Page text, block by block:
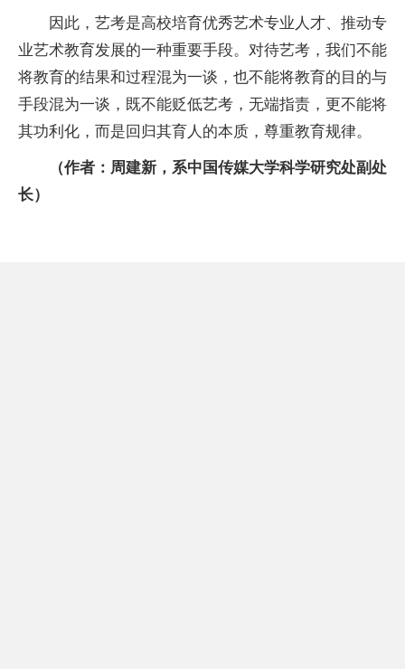
因此，艺考是高校培育优秀艺术专业人才、推动专
业艺术教育发展的一种重要手段。对待艺考，我们不能
将教育的结果和过程混为一谈，也不能将教育的目的与
手段混为一谈，既不能贬低艺考，无端指责，更不能将
其功利化，而是回归其育人的本质，尊重教育规律。
（作者：周建新，系中国传媒大学科学研究处副处
长）